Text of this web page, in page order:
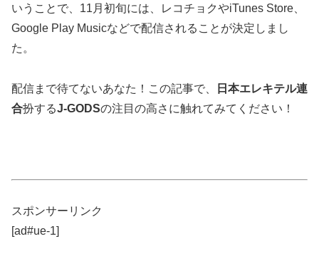
いうことで、11月初旬には、レコチョクやiTunes Store、
Google Play Musicなどで配信されることが決定しまし
た。
配信まで待てないあなた！この記事で、
日本エレキテル連
合扮するJ-GODSの注目の高さに触れてみてください！
スポンサーリンク
[ad#ue-1]